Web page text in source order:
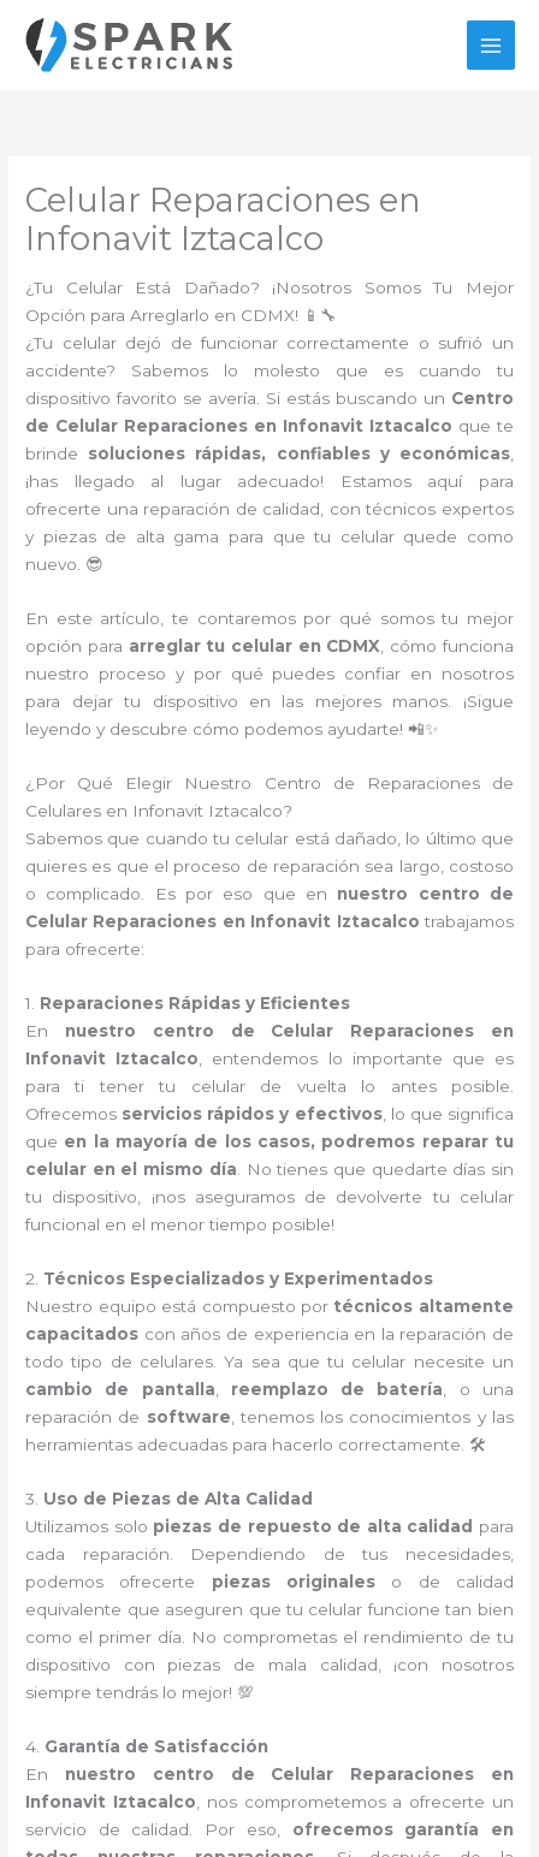
contenido
Celular Reparaciones en
Infonavit Iztacalco
¿Tu Celular Está Dañado? ¡Nosotros Somos Tu Mejor
Opción para Arreglarlo en CDMX! 📱🔧
¿Tu celular dejó de funcionar correctamente o sufrió un
accidente? Sabemos lo molesto que es cuando tu
dispositivo favorito se avería. Si estás buscando un Centro
de Celular Reparaciones en Infonavit Iztacalco que te
brinde soluciones rápidas, confiables y económicas,
¡has llegado al lugar adecuado! Estamos aquí para
ofrecerte una reparación de calidad, con técnicos expertos
y piezas de alta gama para que tu celular quede como
nuevo. 😎
En este artículo, te contaremos por qué somos tu mejor
opción para arreglar tu celular en CDMX , cómo funciona
nuestro proceso y por qué puedes confiar en nosotros
para dejar tu dispositivo en las mejores manos. ¡Sigue
leyendo y descubre cómo podemos ayudarte! 📲✨
¿Por Qué Elegir Nuestro Centro de Reparaciones de
Celulares en Infonavit Iztacalco?
Sabemos que cuando tu celular está dañado, lo último que
quieres es que el proceso de reparación sea largo, costoso
o complicado. Es por eso que en nuestro centro de
Celular Reparaciones en Infonavit Iztacalco trabajamos
para ofrecerte:
1. Reparaciones Rápidas y Eficientes
En nuestro centro de Celular Reparaciones en
Infonavit Iztacalco , entendemos lo importante que es
para ti tener tu celular de vuelta lo antes posible.
Ofrecemos servicios rápidos y efectivos, lo que significa
que en la mayoría de los casos, podremos reparar tu
celular en el mismo día . No tienes que quedarte días sin
tu dispositivo, ¡nos aseguramos de devolverte tu celular
funcional en el menor tiempo posible!
2. Técnicos Especializados y Experimentados
Nuestro equipo está compuesto por técnicos altamente
capacitados con años de experiencia en la reparación de
todo tipo de celulares. Ya sea que tu celular necesite un
cambio de pantalla
reemplazo de batería , o una
reparación de software , tenemos los conocimientos y las
herramientas adecuadas para hacerlo correctamente. 🛠️
3. Uso de Piezas de Alta Calidad
Utilizamos solo piezas de repuesto de alta calidad para
cada reparación. Dependiendo de tus necesidades,
podemos ofrecerte piezas originales o de calidad
equivalente que aseguren que tu celular funcione tan bien
como el primer día. No comprometas el rendimiento de tu
dispositivo con piezas de mala calidad, ¡con nosotros
siempre tendrás lo mejor! 💯
4. Garantía de Satisfacción
En nuestro centro de Celular Reparaciones en
Infonavit Iztacalco , nos comprometemos a ofrecerte un
servicio de calidad. Por eso, ofrecemos garantía en